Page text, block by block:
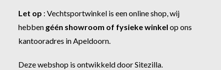
Let op :Vechtsportwinkel is een online shop, wij
hebben géén showroom of fysieke winkel op ons
kantooradres in Apeldoorn.
Deze webshop is ontwikkeld doorSitezilla.